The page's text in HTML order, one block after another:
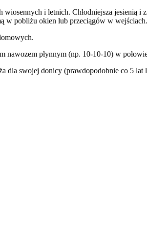
wiosennych i letnich. Chłodniejsza jesienią i
w pobliżu okien lub przeciągów w wejściach.
nawozem płynnym (np. 10-10-10) w
swojej donicy (prawdopodobnie co 5 lat